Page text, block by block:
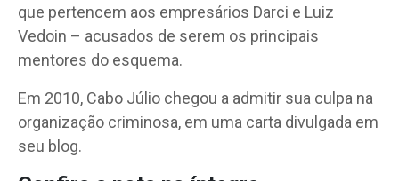
que pertencem aos empresários Darci e Luiz
Vedoin – acusados de serem os principais
mentores do esquema.
Em 2010, Cabo Júlio chegou a admitir sua culpa na
organização criminosa, em uma carta divulgada em
seu blog.